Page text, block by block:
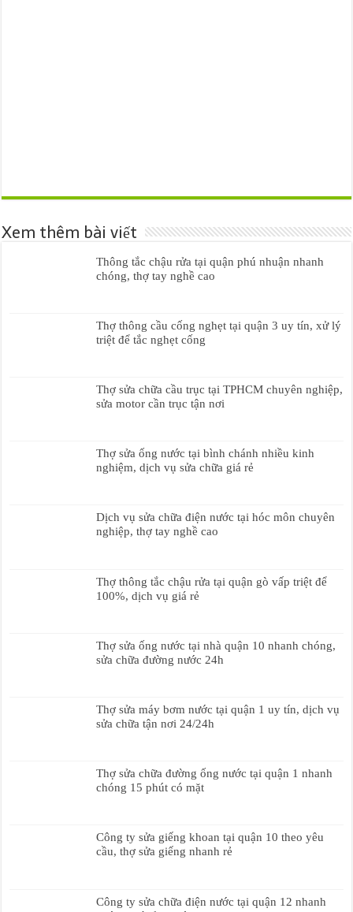
Xem thêm bài viết
Thông tắc chậu rửa tại quận phú nhuận nhanh
chóng, thợ tay nghề cao
Thợ thông cầu cống nghẹt tại quận 3 uy tín, xử lý
triệt để tắc nghẹt cống
Thợ sửa chữa cầu trục tại TPHCM chuyên nghiệp,
sửa motor cần trục tận nơi
Thợ sửa ống nước tại bình chánh nhiều kinh
nghiệm, dịch vụ sửa chữa giá rẻ
Dịch vụ sửa chữa điện nước tại hóc môn chuyên
nghiệp, thợ tay nghề cao
Thợ thông tắc chậu rửa tại quận gò vấp triệt để
100%, dịch vụ giá rẻ
Thợ sửa ống nước tại nhà quận 10 nhanh chóng,
sửa chữa đường nước 24h
Thợ sửa máy bơm nước tại quận 1 uy tín, dịch vụ
sửa chữa tận nơi 24/24h
Thợ sửa chữa đường ống nước tại quận 1 nhanh
chóng 15 phút có mặt
Công ty sửa giếng khoan tại quận 10 theo yêu
cầu, thợ sửa giếng nhanh rẻ
Công ty sửa chữa điện nước tại quận 12 nhanh